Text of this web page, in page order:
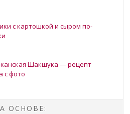
с картошкой и сыром по-
Шакшука — рецепт
с фото
ОСНОВЕ: